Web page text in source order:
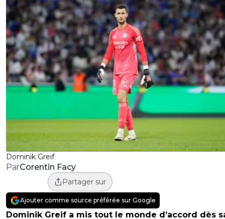
Dominik Greif
ParCorentin Facy
Partager sur
Ajouter comme source préférée sur Google
Dominik Greif a mis tout le monde d’accord dès